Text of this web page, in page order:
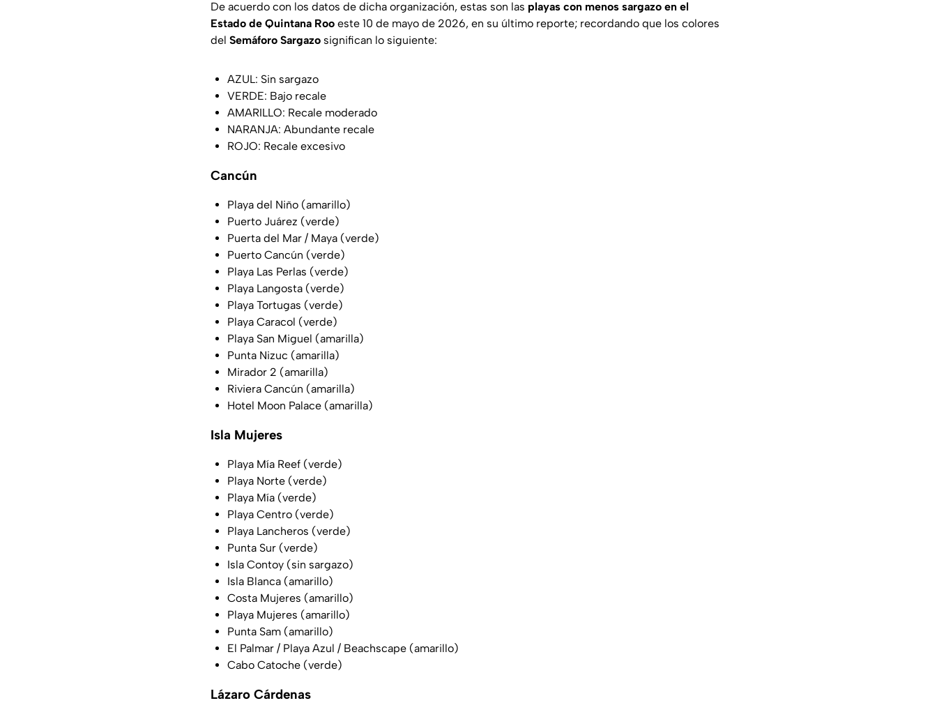
De acuerdo con los datos de dicha organización, estas son las playas con menos sargazo en el
Estado de Quintana Roo este 10 de mayo de 2026, en su último reporte; recordando que los colores
del Semáforo Sargazo significan lo siguiente:
AZUL: Sin sargazo
VERDE: Bajo recale
AMARILLO: Recale moderado
NARANJA: Abundante recale
ROJO: Recale excesivo
Cancún
Playa del Niño (amarillo)
Puerto Juárez (verde)
Puerta del Mar / Maya (verde)
Puerto Cancún (verde)
Playa Las Perlas (verde)
Playa Langosta (verde)
Playa Tortugas (verde)
Playa Caracol (verde)
Playa San Miguel (amarilla)
Punta Nizuc (amarilla)
Mirador 2 (amarilla)
Riviera Cancún (amarilla)
Hotel Moon Palace (amarilla)
Isla Mujeres
Playa Mía Reef (verde)
Playa Norte (verde)
Playa Mía (verde)
Playa Centro (verde)
Playa Lancheros (verde)
Punta Sur (verde)
Isla Contoy (sin sargazo)
Isla Blanca (amarillo)
Costa Mujeres (amarillo)
Playa Mujeres (amarillo)
Punta Sam (amarillo)
El Palmar / Playa Azul / Beachscape (amarillo)
Cabo Catoche (verde)
Lázaro Cárdenas